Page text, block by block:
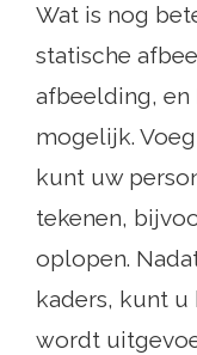
Wat is nog
statische
afbeelding, en
mogelijk.
kunt uw
tekenen,
oplopen.
kaders, kunt u
wordt